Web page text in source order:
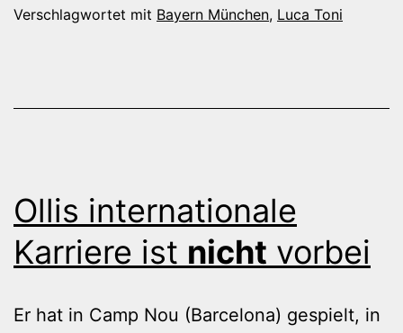
Verschlagwortet mit Bayern München, Luca Toni
Ollis internationale
Karriere ist nicht vorbei
Er hat in Camp Nou (Barcelona) gespielt, in